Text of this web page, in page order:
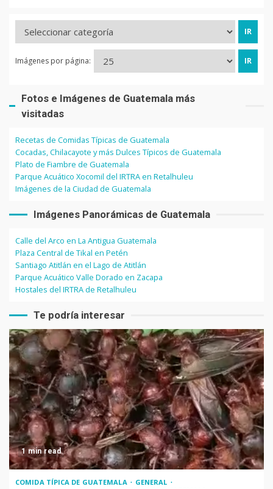
Imágenes por página:
Fotos e Imágenes de Guatemala más
visitadas
Recetas de Comidas Típicas de Guatemala
Cocadas, Chilacayote y más Dulces Típicos de Guatemala
Plato de Fiambre de Guatemala
Parque Acuático Xocomil del IRTRA en Retalhuleu
Imágenes de la Ciudad de Guatemala
Imágenes Panorámicas de Guatemala
Calle del Arco en La Antigua Guatemala
Plaza Central de Tikal en Petén
Santiago Atitlán en el Lago de Atitlán
Parque Acuático Valle Dorado en Zacapa
Hostales del IRTRA de Retalhuleu
Te podría interesar
1 min read
COMIDA TÍPICA DE GUATEMALA
GENERAL